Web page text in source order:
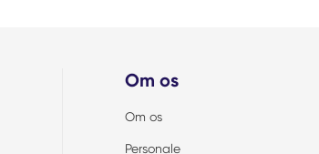
Om os
Om os
Personale